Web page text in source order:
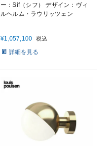
ー：Sif（シフ） デザイン：ヴィ
ルヘルム・ラウリッツェン
¥1,057,100 税込
詳細を見る